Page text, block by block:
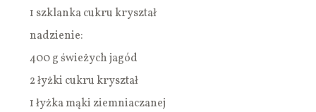
1 szklanka cukru kryształ
nadzienie:
400 g świeżych jagód
2 łyżki cukru kryształ
1 łyżka mąki ziemniaczanej